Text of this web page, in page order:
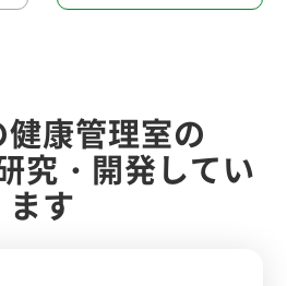
康管理室の
究・開発してい
ます